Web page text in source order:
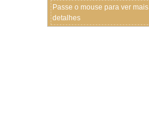
Passe o mouse para ver mais
detalhes